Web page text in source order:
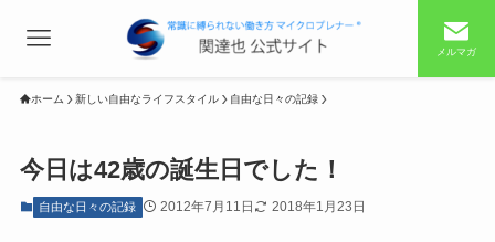
メルマガ
ホーム 新しい自由なライフスタイル 自由な日々の記録
今日は42歳の誕生日でした！
自由な日々の記録 2012年7月11日 2018年1月23日